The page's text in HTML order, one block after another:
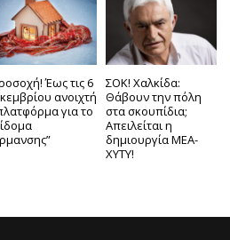
Έως τις 6
ανοιχτή
για το
ΣΟΚ! Χαλκίδα:
Θάβουν την πόλη
στα σκουπίδια;
Απειλείται η
δημιουργία ΜΕΑ-
ΧΥΤΥ!